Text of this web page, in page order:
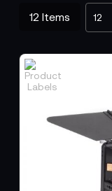
Matte Box
Filterrahmen
Filterrahmen sind
Umgang mit ND
Farbwiedergabe
während der
Ersatzteile
Matte Box
Ersatzflügel,
12 Items